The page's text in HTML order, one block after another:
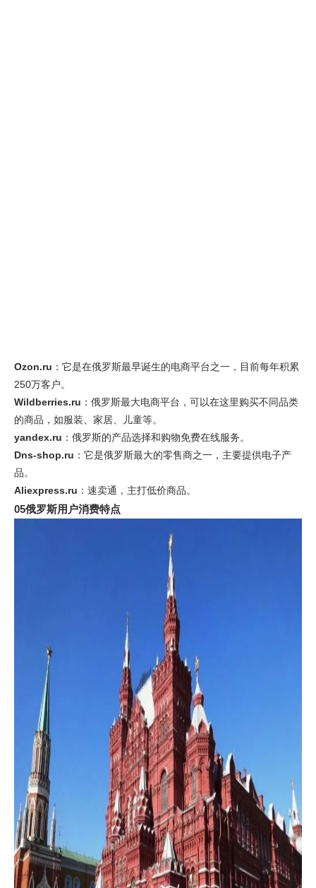
Ozon.ru ：它是在俄罗斯最早诞生的电商平台之一，目前每年积累
250万客户。
Wildberries.ru ：俄罗斯最大电商平台，可以在这里购买不同品类
的商品，如服装、家居、儿童等。
yandex.ru ：俄罗斯的产品选择和购物免费在线服务。
Dns-shop.ru ：它是俄罗斯最大的零售商之一，主要提供电子产
品。
Aliexpress.ru ：速卖通，主打低价商品。
05俄罗斯用户消费特点